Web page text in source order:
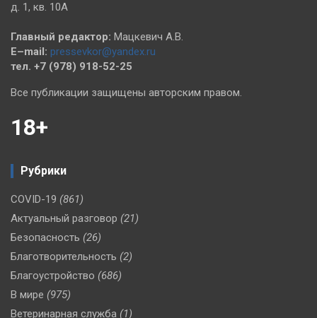
д. 1, кв. 10А
Главный редактор: Мацкевич А.В.
E–mail: pressevkor@yandex.ru
тел. +7 (978) 918-52-25
Все публикации защищены авторским правом.
18+
Рубрики
COVID-19 (861)
Актуальный разговор (21)
Безопасность (26)
Благотворительность (2)
Благоустройство (686)
В мире (975)
Ветеринарная служба (1)